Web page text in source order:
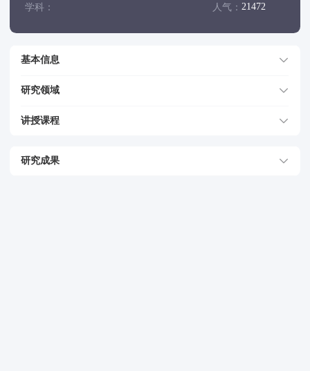
学科： 人气：21472
基本信息
研究领域
讲授课程
研究成果